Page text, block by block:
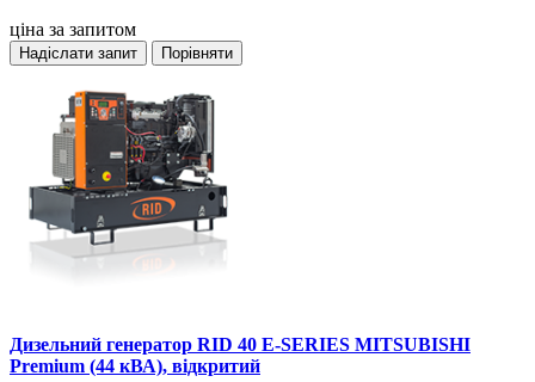
ціна за запитом
Надіслати запит Порівняти
Дизельний генератор RID 40 E-SERIES MITSUBISHI
Premium (44 кВА), відкритий